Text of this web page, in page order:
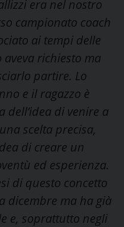
era nel nostro
campionato coach
ai tempi delle
richiesto ma
partire. Lo
e il ragazzo è
dell’idea di venire a
scelta precisa,
di creare un
ed esperienza.
di questo concetto
dicembre ma ha già
e, soprattutto negli